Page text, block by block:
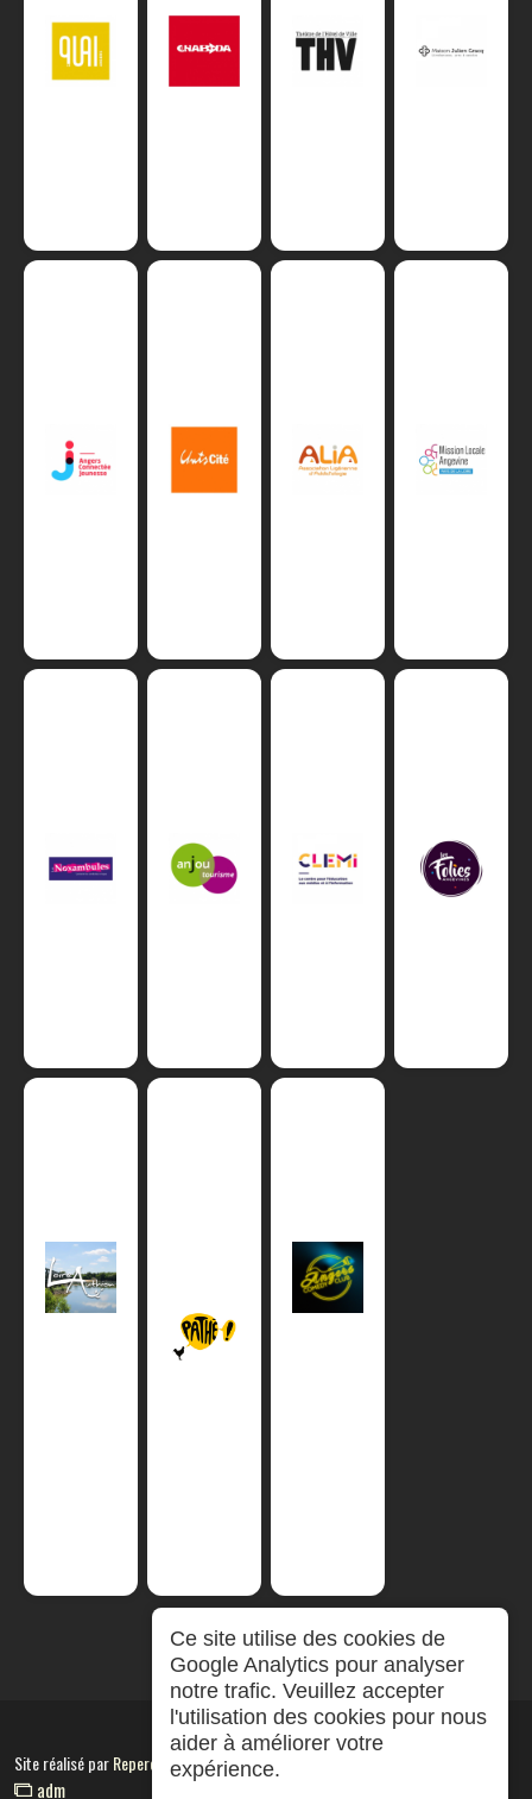
Site réalisé parRepereCom
adm
Ce site utilise des cookies de
Google Analytics pour analyser
notre trafic. Veuillez accepter
l'utilisation des cookies pour nous
aider à améliorer votre
expérience.